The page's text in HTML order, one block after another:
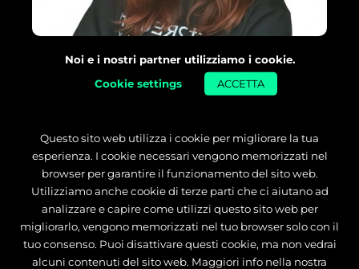
LA STORIA DI ARIANNA BARRELLA,
PRODUCT DESIGNER DI
di Arianna Barrella
LEGGI L’ARTICOLO
Noi e i nostri partner utilizziamo i cookie.
Cookie settings
ACCETTA
Questo sito web utilizza i cookie per migliorare la tua
esperienza. I cookie necessari vengono memorizzati nel
browser per garantire il funzionamento del sito web.
Utilizziamo anche cookie di terze parti che ci aiutano ad
analizzare e capire come utilizzi questo sito web per
migliorarlo, vengono memorizzati nel tuo browser solo con il
tuo consenso. Puoi disattivare questi cookie, ma non vedrai
alcuni contenuti del sito web. Maggiori info nella nostra